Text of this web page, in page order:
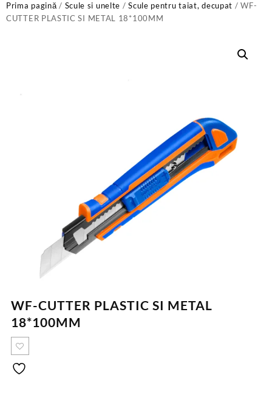
Prima pagină/ Scule si unelte /Scule pentru taiat, decupat / WF-
CUTTER PLASTIC SI METAL 18*100MM
WF-CUTTER PLASTIC SI METAL
18*100MM